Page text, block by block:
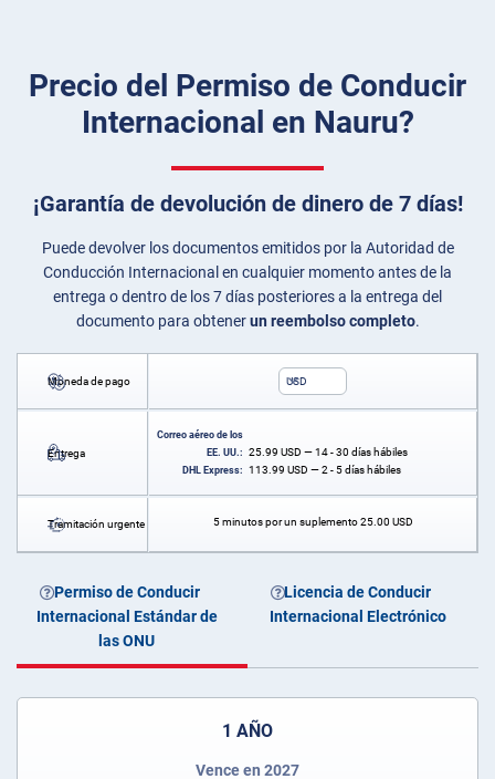
Precio del Permiso de Conducir
Internacional en Nauru?
¡Garantía de devolución de dinero de 7 días!
Puede devolver los documentos emitidos por la Autoridad de
Conducción Internacional en cualquier momento antes de la
entrega o dentro de los 7 días posteriores a la entrega del
documento para obtenerun reembolso completo.
Moneda de pago USD
Entrega
Correo aéreo de los
EE. UU.: 25.99 USD — 14 - 30 días hábiles
DHL Express: 113.99 USD — 2 - 5 días hábiles
Tramitación urgente 5 minutos por un suplemento25.00 USD
Permiso de Conducir
Internacional Estándar de
las ONU
Licencia de Conducir
Internacional Electrónico
1 AÑO
Vence en 2027